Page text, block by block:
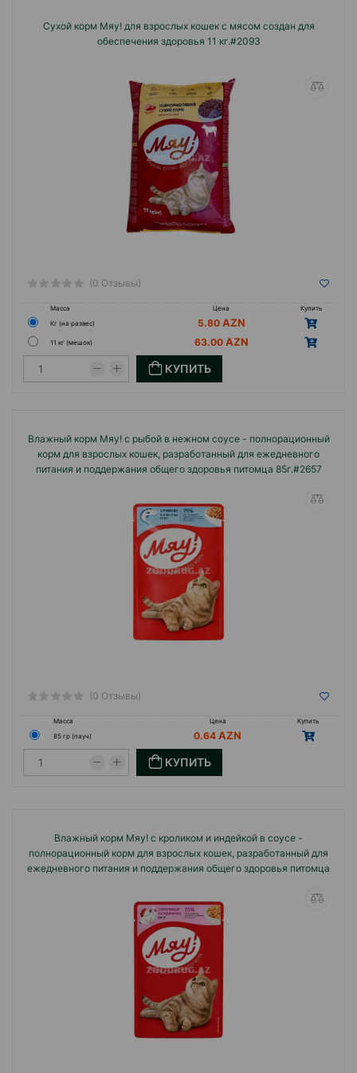
практически во всех крупных сетевых
Философия бренда: дать каждому
владельцу кошки возможность обеспечить
питомца питанием по разумной стоимости.
Сухой корм Мяу! для взрослых кошек с мясом создан для
обеспечения здоровья 11 кг.#2093
(0 Отзывы)
Масса Цена
Купить
Кг (на развес)
5.80
11 кг (мешок) 63.00
КУПИТЬ
Влажный корм Мяу! с рыбой в нежном соусе - полнорационный
корм для взрослых кошек, разработанный для ежедневного
питания и поддержания общего здоровья питомца 85г.#2657
(0 Отзывы)
Масса Цена
Купить
85 гр (пауч)
0.64
КУПИТЬ
Влажный корм Мяу! с кроликом и индейкой в соусе -
полнорационный корм для взрослых кошек, разработанный для
ежедневного питания и поддержания общего здоровья питомца